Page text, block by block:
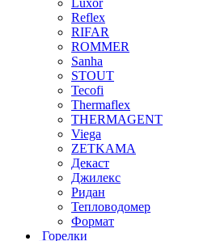
Reflex
RIFAR
ROMMER
Sanha
STOUT
Tecofi
Thermaflex
THERMAGENT
Viega
ZETKAMA
Декаст
Джилекс
Ридан
Тепловодомер
Формат
Горелки